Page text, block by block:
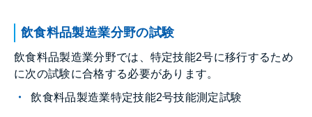
飲食料品製造業分野の試験
飲食料品製造業分野では、特定技能2号に移行するため
に次の試験に合格する必要があります。
飲食料品製造業特定技能2号技能測定試験